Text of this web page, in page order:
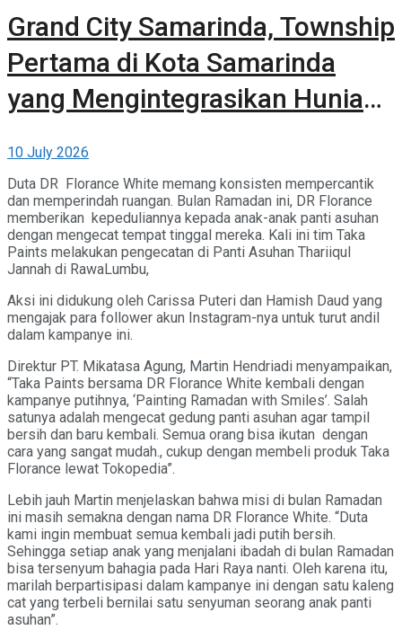
Grand City Samarinda, Township
Pertama di Kota Samarinda
yang Mengintegrasikan Hunian,
Hijau
10 July 2026
Duta DR Florance White memang konsisten mempercantik
dan memperindah ruangan. Bulan Ramadan ini, DR Florance
memberikan kepeduliannya kepada anak-anak panti asuhan
dengan mengecat tempat tinggal mereka. Kali ini tim Taka
Paints melakukan pengecatan di Panti Asuhan Thariiqul
Jannah di RawaLumbu,
Aksi ini didukung oleh Carissa Puteri dan Hamish Daud yang
mengajak para follower akun Instagram-nya untuk turut andil
dalam kampanye ini.
Direktur PT. Mikatasa Agung, Martin Hendriadi menyampaikan,
“Taka Paints bersama DR Florance White kembali dengan
kampanye putihnya, ‘Painting Ramadan with Smiles’. Salah
satunya adalah mengecat gedung panti asuhan agar tampil
bersih dan baru kembali. Semua orang bisa ikutan dengan
cara yang sangat mudah., cukup dengan membeli produk Taka
Florance lewat Tokopedia”.
Lebih jauh Martin menjelaskan bahwa misi di bulan Ramadan
ini masih semakna dengan nama DR Florance White. “Duta
kami ingin membuat semua kembali jadi putih bersih.
Sehingga setiap anak yang menjalani ibadah di bulan Ramadan
bisa tersenyum bahagia pada Hari Raya nanti. Oleh karena itu,
marilah berpartisipasi dalam kampanye ini dengan satu kaleng
cat yang terbeli bernilai satu senyuman seorang anak panti
asuhan”.